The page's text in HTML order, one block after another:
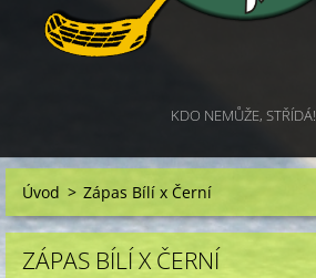
KDO NEMŮŽE, STŘÍDÁ!
Úvod > Zápas Bílí x Černí
ZÁPAS BÍLÍ X ČERNÍ